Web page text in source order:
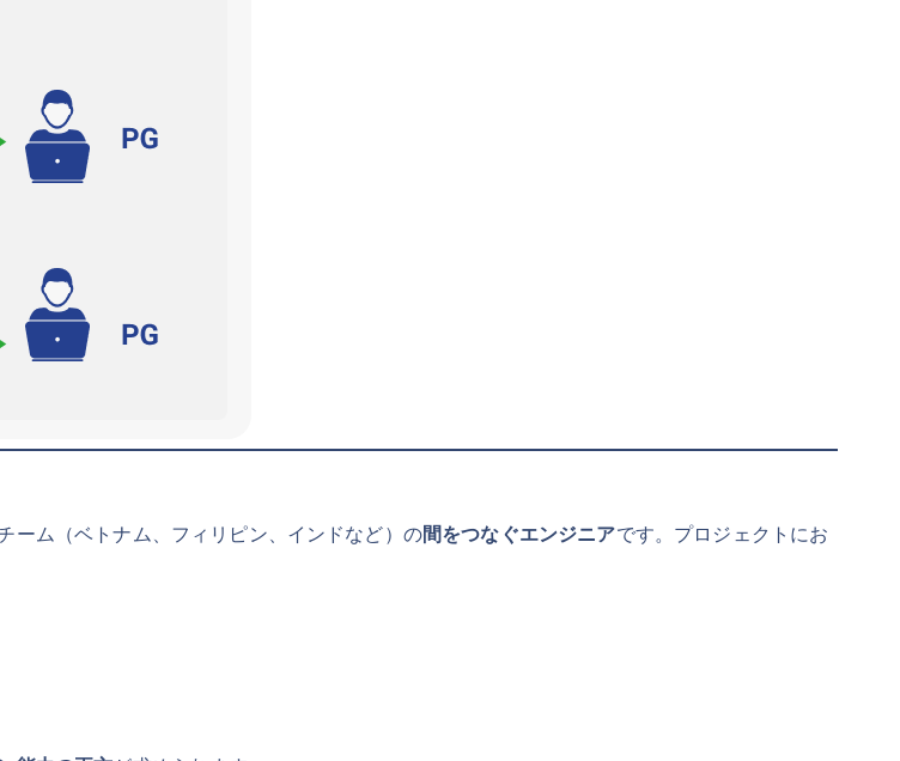
ーム（ベトナム、フィリピン、インドなど）の間をつなぐエンジニアです。プロジェクトにお